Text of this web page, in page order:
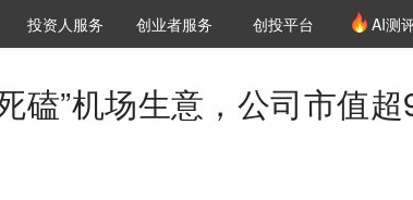
VClub投资机构库
投资机构职位推介
投资人服务 创投氪堂
创业者服务 创投平台 AI测
磕”机场生意，公司市值